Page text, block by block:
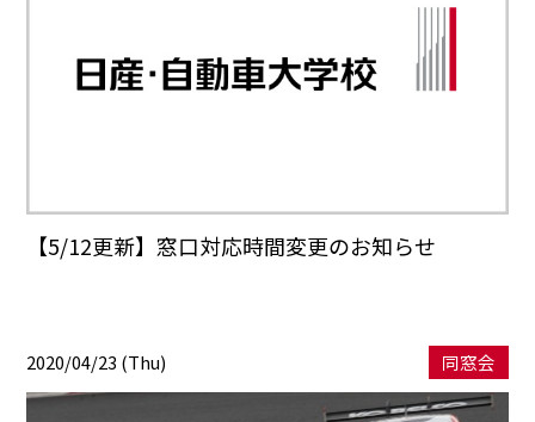
【5/12更新】窓口対応時間変更のお知らせ
2020/04/23 (Thu) 同窓会